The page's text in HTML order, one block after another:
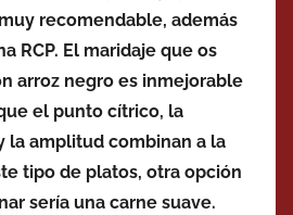
recomendable, además
RCP. El maridaje que os
arroz negro es inmejorable
el punto cítrico, la
la amplitud combinan a la
tipo de platos, otra opción
sería una carne suave.